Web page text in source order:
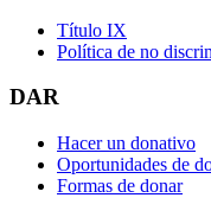
Título IX
Política de no
DAR
Hacer un donativo
Oportunidades de
Formas de donar